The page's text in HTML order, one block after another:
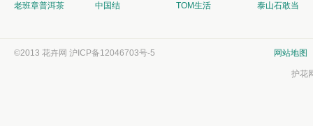
老班章普洱茶
中国结 TOM生活 泰山石敢当
©2013 花卉网 沪ICP备12046703号-5 网站地图
护花